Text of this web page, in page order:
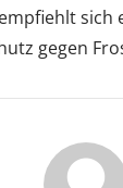
sich
gegen